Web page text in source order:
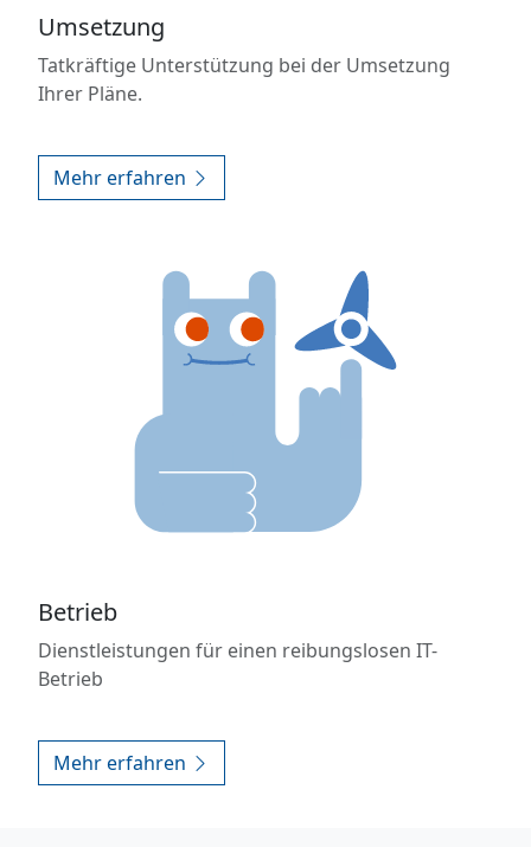
Umsetzung
Tatkräftige Unterstützung bei der Umsetzung
Ihrer Pläne.
Mehr erfahren
Betrieb
Dienstleistungen für einen reibungslosen IT-
Betrieb
Mehr erfahren